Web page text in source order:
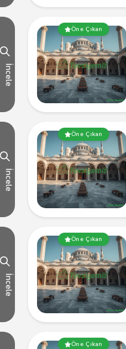
İncele
Öne Çıkan
İncele
Öne Çıkan
İncele
Öne Çıkan
Öne Çıkan